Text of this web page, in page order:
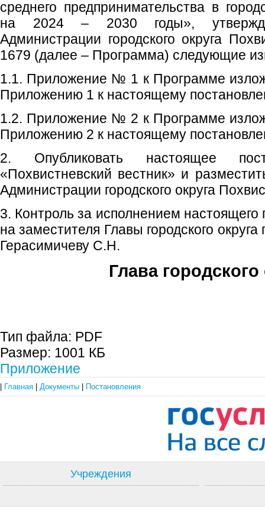
среднего предпринимательства в
на 2024 – 2030 годы»,
Администрации городского округа
1679 (далее – Программа) следующие
1.1. Приложение № 1 к Программе
Приложению 1 к настоящему
1.2. Приложение № 2 к Программе
Приложению 2 к настоящему
2. Опубликовать настоящее
«Похвистневский вестник» и
Администрации городского округа
3. Контроль за исполнением настоящего
на заместителя Главы городского
Герасимичеву С.Н.
Глава городского
Тип файла: PDF
Размер: 1001 КБ
Приложение
Главная Документы Постановления
Учреждения